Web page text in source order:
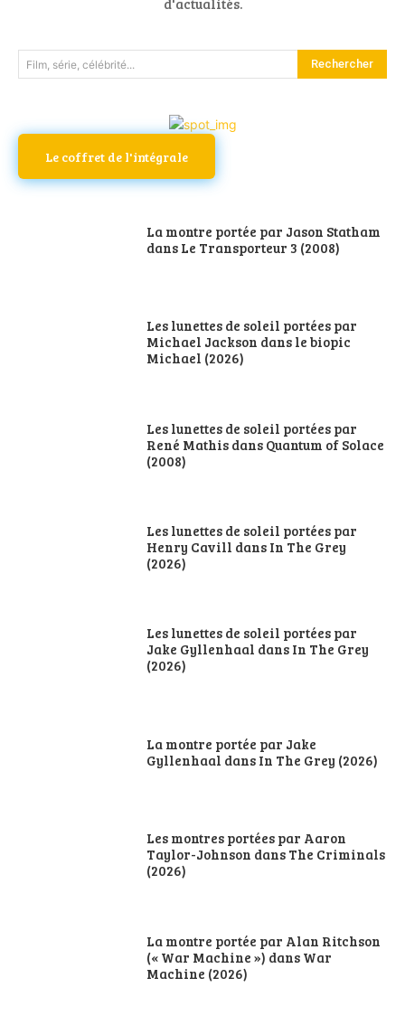
d'actualités.
Film, série, célébrité... Rechercher
Le coffret de l'intégrale
La montre portée par Jason Statham
dans Le Transporteur 3 (2008)
Les lunettes de soleil portées par
Michael Jackson dans le biopic
Michael (2026)
Les lunettes de soleil portées par
René Mathis dans Quantum of Solace
(2008)
Les lunettes de soleil portées par
Henry Cavill dans In The Grey
(2026)
Les lunettes de soleil portées par
Jake Gyllenhaal dans In The Grey
(2026)
La montre portée par Jake
Gyllenhaal dans In The Grey (2026)
Les montres portées par Aaron
Taylor-Johnson dans The Criminals
(2026)
La montre portée par Alan Ritchson
(« War Machine ») dans War
Machine (2026)